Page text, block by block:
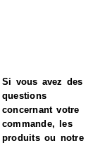
Si vous avez des
questions
concernant votre
commande, les
produits ou notre